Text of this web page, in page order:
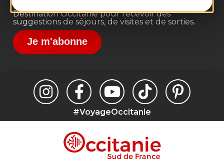
Inscrivez-vous à la lettre d'information
Destination Occitanie pour recevoir des
suggestions de séjours, de visites et de sorties.
Je m'abonne
#VoyageOccitanie